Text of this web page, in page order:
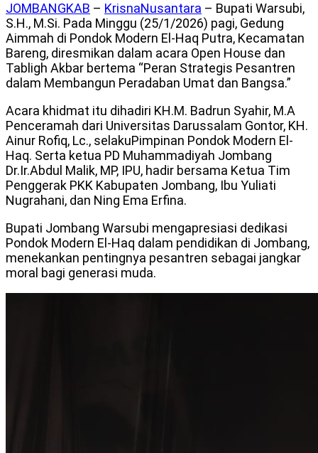
JOMBANGKAB – KrisnaNusantara – Bupati Warsubi,
S.H., M.Si. Pada Minggu (25/1/2026) pagi, Gedung
Aimmah di Pondok Modern El-Haq Putra, Kecamatan
Bareng, diresmikan dalam acara Open House dan
Tabligh Akbar bertema “Peran Strategis Pesantren
dalam Membangun Peradaban Umat dan Bangsa.”
Acara khidmat itu dihadiri KH.M. Badrun Syahir, M.A
Penceramah dari Universitas Darussalam Gontor, KH.
Ainur Rofiq, Lc., selakuPimpinan Pondok Modern El-
Haq. Serta ketua PD Muhammadiyah Jombang
Dr.Ir.Abdul Malik, MP, IPU, hadir bersama Ketua Tim
Penggerak PKK Kabupaten Jombang, Ibu Yuliati
Nugrahani, dan Ning Ema Erfina.
Bupati Jombang Warsubi mengapresiasi dedikasi
Pondok Modern El-Haq dalam pendidikan di Jombang,
menekankan pentingnya pesantren sebagai jangkar
moral bagi generasi muda.